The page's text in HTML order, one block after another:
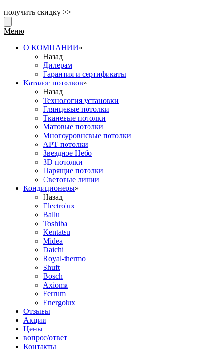
получить скидку >>
Меню
О КОМПАНИИ»
Назад
Дилерам
Гарантия и сертификаты
Каталог потолков»
Назад
Технология установки
Глянцевые потолки
Тканевые потолки
Матовые потолки
Многоуровневые потолки
АРТ потолки
Звездное Небо
3D потолки
Парящие потолки
Световые линии
Кондиционеры»
Назад
Electrolux
Ballu
Toshiba
Kentatsu
Midea
Daichi
Royal-thermo
Shuft
Bosch
Axioma
Ferrum
Energolux
Отзывы
Акции
Цены
вопрос/ответ
Контакты